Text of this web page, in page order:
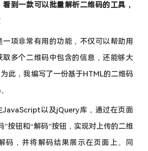
到一款可以批量解析二维码的工具，
项非常有用的功能，不仅可以帮助用
取多个二维码中包含的信息，还能够大
此，我编写了一份基于HTML的二维码
JavaScript以及jQuery库，通过在页面
”按钮和“解码”按钮，实现对上传的二维
码，并将解码结果展示在页面上。同